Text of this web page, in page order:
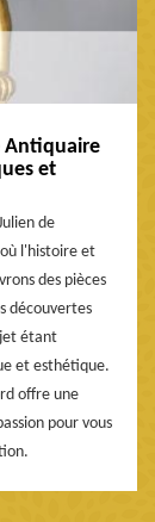
Antiquaire
et
de
l'histoire et
des pièces
découvertes
étant
et esthétique.
offre une
pour vous